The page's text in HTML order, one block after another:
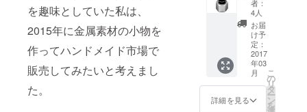
を趣味としていた私は、
2015年に金属素材の小物を
作ってハンドメイド市場で
販売してみたいと考えまし
た。
80mm
ンレス
製） 浸
透印ハ
ンコ用
のスタ
ンドで
す。 ス
タンド
内部に
ハンコ
者：
4人
お届
け予
定：
2017
年03
月
詳細を見る
こ
の
リ
タ
ー
ン
を